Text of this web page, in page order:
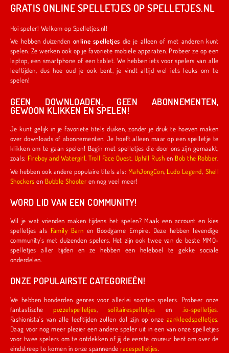
GRATIS ONLINE SPELLETJES OP SPELLETJES.NL
Hoi speler! Welkom op Spelletjes.nl!
We hebben duizenden online spelletjes die je alleen of met anderen kunt
spelen. Ze werken ook op je favoriete mobiele apparaten. Probeer ze op een
laptop, een smartphone of een tablet. We hebben iets voor spelers van alle
leeftijden, dus hoe oud je ook bent, je vindt altijd wel iets leuks om te
spelen!
GEEN DOWNLOADEN, GEEN ABONNEMENTEN,
GEWOON KLIKKEN EN SPELEN!
Je kunt gelijk in je favoriete titels duiken, zonder je druk te hoeven maken
over downloads of abonnementen. Je hoeft alleen maar op een spelletje te
klikken om te gaan spelen! Begin met spelletjes die door ons zijn gemaakt,
zoals:
Fireboy and Watergirl ,Troll Face Quest Uphill Rush en Bob the Robber
We hebben ook andere populaire titels als: MahJongCon Ludo Legend Shell
Shockers en Bubble Shooter en nog veel meer!
WORD LID VAN EEN COMMUNITY!
Wil je wat vrienden maken tijdens het spelen? Maak een account en kies
spelletjes als
Family Barn en Goodgame Empire. Deze hebben levendige
community's met duizenden spelers. Het zijn ook twee van de beste MMO-
spelletjes aller tijden en ze hebben een heleboel te gekke sociale
onderdelen.
ONZE POPULAIRSTE CATEGORIEËN!
We hebben honderden genres voor allerlei soorten spelers. Probeer onze
fantastischepuzzelspelletjes solitairespelletjes en .io-spelletjes
Fashionista's van alle leeftijden zullen dol zijn op onze aankleedspelletjes
Daag voor nog meer plezier een andere speler uit in een van onze spelletjes
voor twee spelers om te ontdekken of jij de eerste coureur bent om over de
eindstreep te komen in onze spannenderacespelletjes